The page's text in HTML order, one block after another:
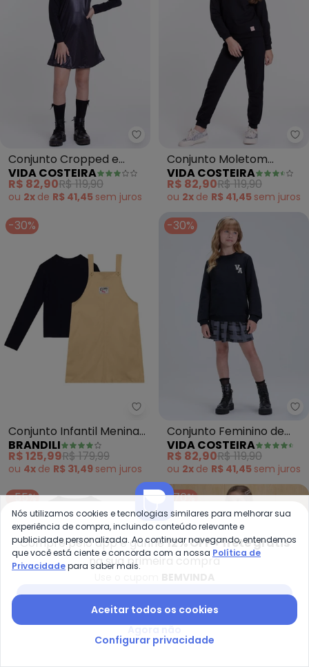
Vida Costeira - Conjunto
Conjunto Cropped e
Vestido Infantil (Preto)
VIDA COSTEIRA
R$ 82,90R$ 119,90
ou 2x de R$ 41,45 sem juros
Conjunto Moletom
Infantil Babadinho
(Preto)
VIDA COSTEIRA
R$ 82,90R$ 119,90
ou 2x de R$ 41,45 sem juros
-30%
Brandili - Conjunto Infantil
Conjunto Infantil Menina
em Sarja (Preto)
BRANDILI
R$ 125,99R$ 179,99
ou 4x de R$ 31,49 sem juros
-30%
Conjunto Feminino de
Colegial com Saia (Preto)
VIDA COSTEIRA
R$ 82,90R$ 119,90
ou 2x de R$ 41,45 sem juros
-55% -70%
Compre pelo app e ganhe12% OFF + frete grátis
na sua primeira compra
Nós utilizamos cookies e tecnologias similares para melhorar sua
experiência de compra, incluindo conteúdo relevante e
publicidade personalizada. Ao continuar navegando, entendemos
que você está ciente e concorda com a nossa Política de
Privacidadepara saber mais.
Aceitar todos os cookies
Configurar privacidade